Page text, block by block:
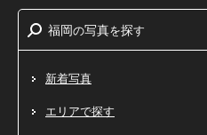
福岡の写真を探す
新着写真
エリアで探す